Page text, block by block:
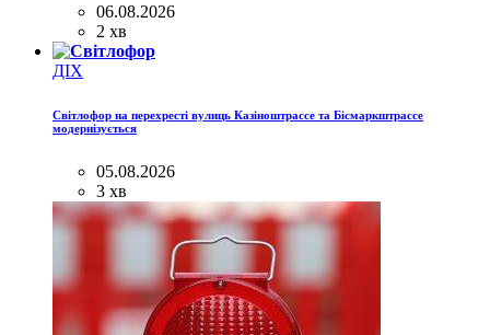
06.08.2026
2 хв
ДІХ
Світлофор на перехресті вулиць Казіноштрассе та Бісмаркштрассе
модернізується
05.08.2026
3 хв